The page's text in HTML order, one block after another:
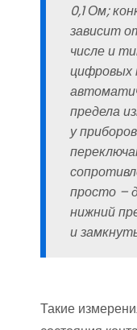
0,1 Ом;
зависит
числе и
предела
у
просто –
нижний
и
Такие